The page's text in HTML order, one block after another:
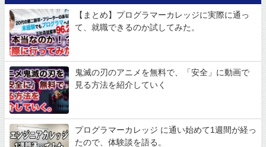
【まとめ】プログラマーカレッジに実際に通っ
て、就職できるのか試してみた。
鬼滅の刃のアニメを無料で、「安全」に動画で
見る方法を紹介していく
プログラマーカレッジ に通い始めて1週間が経っ
たので、体験談を語る。